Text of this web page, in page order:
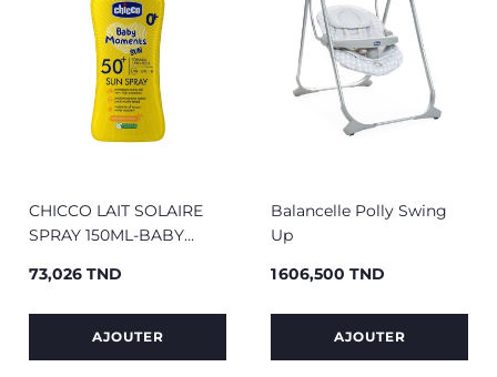
CHICCO LAIT SOLAIRE
SPRAY 150ML-BABY
Prix
73,026 TND
AJOUTER
Balancelle Polly Swing
Up
Prix
1 606,500 TND
AJOUTER